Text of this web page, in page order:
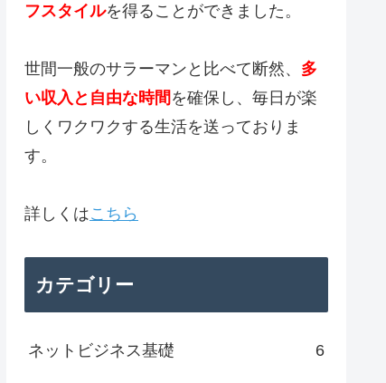
フスタイルを得ることができました。
世間一般のサラーマンと比べて断然、 多
い収入と自由な時間 を確保し、毎日が楽
しくワクワクする生活を送っておりま
す。
詳しくはこちら
カテゴリー
ネットビジネス基礎 6